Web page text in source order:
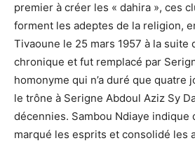
premier à créer les « dahira », ces
forment les adeptes de la religion,
Tivaoune le 25 mars 1957 à la suite
chronique et fut remplacé par
homonyme qui n’a duré que quatre
le trône à Serigne Abdoul Aziz Sy
décennies. Sambou Ndiaye indique
marqué les esprits et consolidé les